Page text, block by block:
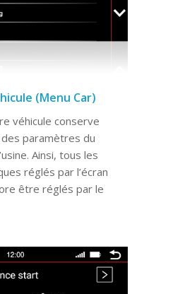
(Menu Car)
véhicule conserve
des paramètres du
Ainsi, tous les
réglés par l’écran
être réglés par le